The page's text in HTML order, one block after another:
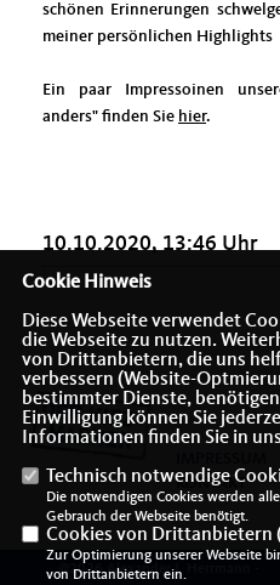
schönen Erinnerungen
meiner persönlichen Highlights
Ein paar Impressoinen
anders" finden Sie hier.
10.10.2020, 13:46 Uhr
KONTAKT
@2026 Alexander J. Herrmann -
Cookie Hinweis
Diese Webseite verwendet
die Webseite zu nutzen.
von Drittanbietern, die uns
verbessern (Website-
bestimmter Dienste,
Einwilligung können Sie
Informationen finden Sie in
Technisch notwendige
Die notwendigen Cookies werden
Gebrauch der Webseite benötigt.
Cookies von Drittanbietern (
Zur Optimierung unserer Webseite
von Drittanbietern ein.